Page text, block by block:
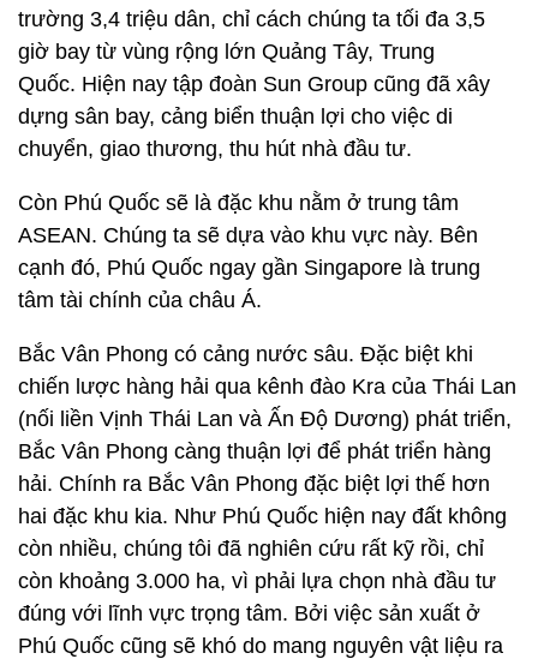
trường 3,4 triệu dân, chỉ cách chúng ta tối đa 3,5
giờ bay từ vùng rộng lớn Quảng Tây, Trung
Quốc. Hiện nay tập đoàn Sun Group cũng đã xây
dựng sân bay, cảng biển thuận lợi cho việc di
chuyển, giao thương, thu hút nhà đầu tư.
Còn Phú Quốc sẽ là đặc khu nằm ở trung tâm
ASEAN. Chúng ta sẽ dựa vào khu vực này. Bên
cạnh đó, Phú Quốc ngay gần Singapore là trung
tâm tài chính của châu Á.
Bắc Vân Phong có cảng nước sâu. Đặc biệt khi
chiến lược hàng hải qua kênh đào Kra của Thái Lan
(nối liền Vịnh Thái Lan và Ấn Độ Dương) phát triển,
Bắc Vân Phong càng thuận lợi để phát triển hàng
hải. Chính ra Bắc Vân Phong đặc biệt lợi thế hơn
hai đặc khu kia. Như Phú Quốc hiện nay đất không
còn nhiều, chúng tôi đã nghiên cứu rất kỹ rồi, chỉ
còn khoảng 3.000 ha, vì phải lựa chọn nhà đầu tư
đúng với lĩnh vực trọng tâm. Bởi việc sản xuất ở
Phú Quốc cũng sẽ khó do mang nguyên vật liệu ra